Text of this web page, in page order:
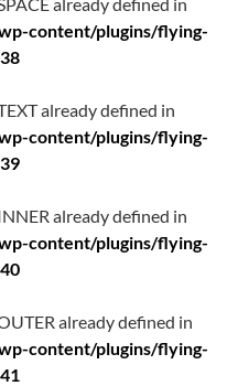
content/plugins/flying-
38
already defined in
content/plugins/flying-
39
already defined in
content/plugins/flying-
40
already defined in
content/plugins/flying-
41